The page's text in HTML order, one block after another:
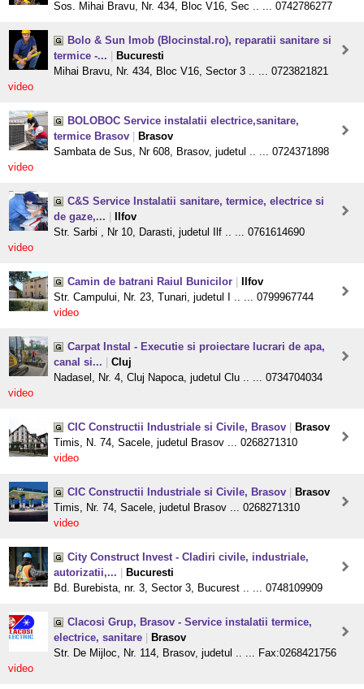
Sos. Mihai Bravu, Nr. 434, Bloc V16, Sec .. ... 0742786277
Bolo & Sun Imob (Blocinstal.ro), reparatii sanitare si
termice -...
Bucuresti
Mihai Bravu, Nr. 434, Bloc V16, Sector 3 .. ... 0723821821
video
BOLOBOC Service instalatii electrice,sanitare,
termice Brasov
Brasov
Sambata de Sus, Nr 608, Brasov, judetul .. ... 0724371898
video
C&S Service Instalatii sanitare, termice, electrice si
de gaze,...
Ilfov
Str. Sarbi , Nr 10, Darasti, judetul Ilf .. ... 0761614690
video
Camin de batrani Raiul Bunicilor
Ilfov
Str. Campului, Nr. 23, Tunari, judetul I .. ... 0799967744
video
Carpat Instal - Executie si proiectare lucrari de apa,
canal si...
Cluj
Nadasel, Nr. 4, Cluj Napoca, judetul Clu .. ... 0734704034
video
CIC Constructii Industriale si Civile, Brasov
Brasov
Timis, N. 74, Sacele, judetul Brasov ... 0268271310
video
CIC Constructii Industriale si Civile, Brasov
Brasov
Timis, Nr. 74, Sacele, judetul Brasov ... 0268271310
video
City Construct Invest - Cladiri civile, industriale,
autorizatii,...
Bucuresti
Bd. Burebista, nr. 3, Sector 3, Bucurest .. ... 0748109909
Clacosi Grup, Brasov - Service instalatii termice,
electrice, sanitare
Brasov
Str. De Mijloc, Nr. 114, Brasov, judetul .. ... Fax:0268421756
video